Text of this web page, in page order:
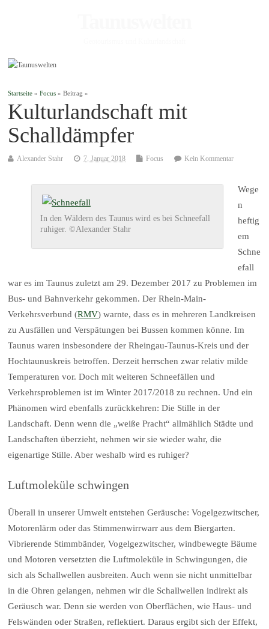
Startseite »Focus » Beitrag »
Kulturlandschaft mit
Schalldämpfer
Alexander Stahr 7. Januar 2018 Focus Kein Kommentar
In den Wäldern des Taunus wird es bei Schneefall
ruhiger. ©Alexander Stahr
Wege
n
heftig
em
Schne
efall
war es im Taunus zuletzt am 29. Dezember 2017 zu Problemen im
Bus- und Bahnverkehr gekommen. Der Rhein-Main-
Verkehrsverbund (RMV) warnte, dass es in mehreren Landkreisen
zu Ausfällen und Verspätungen bei Bussen kommen könne. Im
Taunus waren insbesondere der Rheingau-Taunus-Kreis und der
Hochtaunuskreis betroffen. Derzeit herrschen zwar relativ milde
Temperaturen vor. Doch mit weiteren Schneefällen und
Verkehrsproblemen ist im Winter 2017/2018 zu rechnen. Und ein
Phänomen wird ebenfalls zurückkehren: Die Stille in der
Landschaft. Denn wenn die „weiße Pracht“ allmählich Städte und
Landschaften überzieht, nehmen wir sie wieder wahr, die
eigenartige Stille. Aber weshalb wird es ruhiger?
Luftmoleküle schwingen
Überall in unserer Umwelt entstehen Geräusche: Vogelgezwitscher,
Motorenlärm oder das Stimmenwirrwarr aus dem Biergarten.
Vibrierende Stimmbänder, Vogelgezwitscher, windbewegte Bäume
und Motoren versetzten die Luftmoleküle in Schwingungen, die
sich als Schallwellen ausbreiten. Auch wenn sie nicht unmittelbar
in die Ohren gelangen, nehmen wir die Schallwellen indirekt als
Geräusch war. Denn sie werden von Oberflächen, wie Haus- und
Felswänden oder Straßen, reflektiert. Daraus ergibt sich der Effekt,